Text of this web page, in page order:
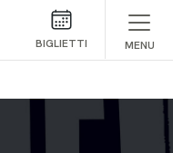
BIGLIETTI MENU